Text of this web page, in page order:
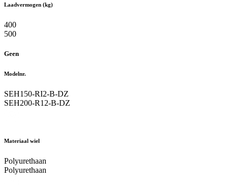
Laadvermogen (kg)
400
500
Geen
Modelnr.
SEH150-RI2-B-DZ
SEH200-R12-B-DZ
Materiaal wiel
Polyurethaan
Polyurethaan